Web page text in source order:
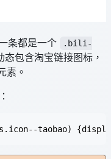
条都是一个
.bili-
包含淘宝链接图标，
素。